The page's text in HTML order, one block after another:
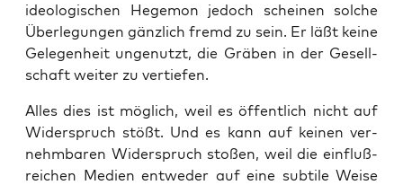
ideo­lo­gi­schen Hege­mon jedoch schei­nen sol­che
Über­le­gun­gen gänz­lich fremd zu sein. Er läßt kei­ne
Gele­gen­heit unge­nutzt, die Grä­ben in der Gesell­
schaft wei­ter zu vertiefen.
Alles dies ist mög­lich, weil es öffent­lich nicht auf
Wider­spruch stößt. Und es kann auf kei­nen ver­
nehm­ba­ren Wider­spruch sto­ßen, weil die ein­fluß­
rei­chen Medi­en ent­we­der auf eine sub­ti­le Wei­se